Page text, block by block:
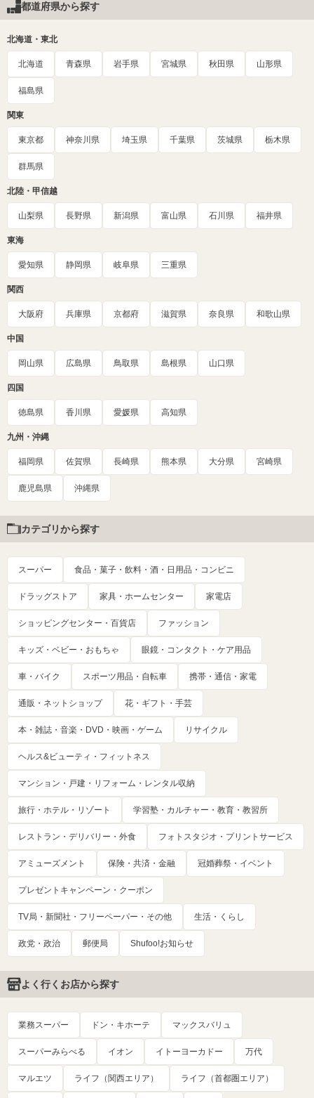
都道府県から探す
北海道・東北
北海道 青森県 岩手県 宮城県 秋田県 山形県
福島県
関東
東京都 神奈川県 埼玉県 千葉県 茨城県 栃木県
群馬県
北陸・甲信越
山梨県 長野県 新潟県 富山県 石川県 福井県
東海
愛知県 静岡県 岐阜県 三重県
関西
大阪府 兵庫県 京都府 滋賀県 奈良県 和歌山県
中国
岡山県 広島県 鳥取県 島根県 山口県
四国
徳島県 香川県 愛媛県 高知県
九州・沖縄
福岡県 佐賀県 長崎県 熊本県 大分県 宮崎県
鹿児島県 沖縄県
カテゴリから探す
スーパー 食品・菓子・飲料・酒・日用品・コンビニ
ドラッグストア 家具・ホームセンター 家電店
ショッピングセンター・百貨店 ファッション
キッズ・ベビー・おもちゃ 眼鏡・コンタクト・ケア用品
車・バイク スポーツ用品・自転車 携帯・通信・家電
通販・ネットショップ 花・ギフト・手芸
本・雑誌・音楽・DVD・映画・ゲーム リサイクル
ヘルス&ビューティ・フィットネス
マンション・戸建・リフォーム・レンタル収納
旅行・ホテル・リゾート 学習塾・カルチャー・教育・教習所
レストラン・デリバリー・外食 フォトスタジオ・プリントサービス
アミューズメント 保険・共済・金融 冠婚葬祭・イベント
プレゼントキャンペーン・クーポン
TV局・新聞社・フリーペーパー・その他 生活・くらし
政党・政治 郵便局 Shufoo!お知らせ
よく行くお店から探す
業務スーパー ドン・キホーテ マックスバリュ
スーパーみらべる イオン イトーヨーカドー 万代
マルエツ ライフ（関西エリア） ライフ（首都圏エリア）